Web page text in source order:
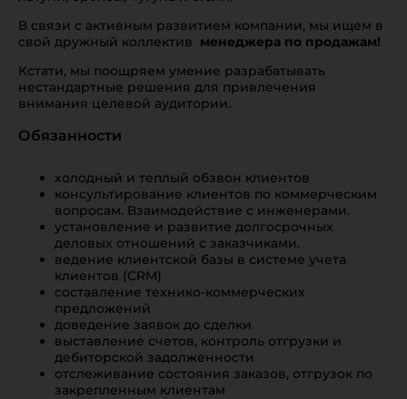
В связи с активным развитием компании, мы ищем в
свой дружный коллектив менеджера по продажам!
Кстати, мы поощряем умение разрабатывать
нестандартные решения для привлечения
внимания целевой аудитории.
Обязанности
холодный и теплый обзвон клиентов
консультирование клиентов по коммерческим
вопросам. Взаимодействие с инженерами.
установление и развитие долгосрочных
деловых отношений с заказчиками.
ведение клиентской базы в системе учета
клиентов (CRM)
составление технико-коммерческих
предложений
доведение заявок до сделки
выставление счетов, контроль отгрузки и
дебиторской задолженности
отслеживание состояния заказов, отгрузок по
закрепленным клиентам